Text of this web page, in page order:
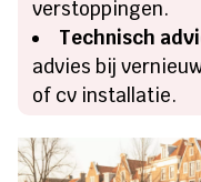
verstoppingen.
Technisch
advies bij
of cv installatie.